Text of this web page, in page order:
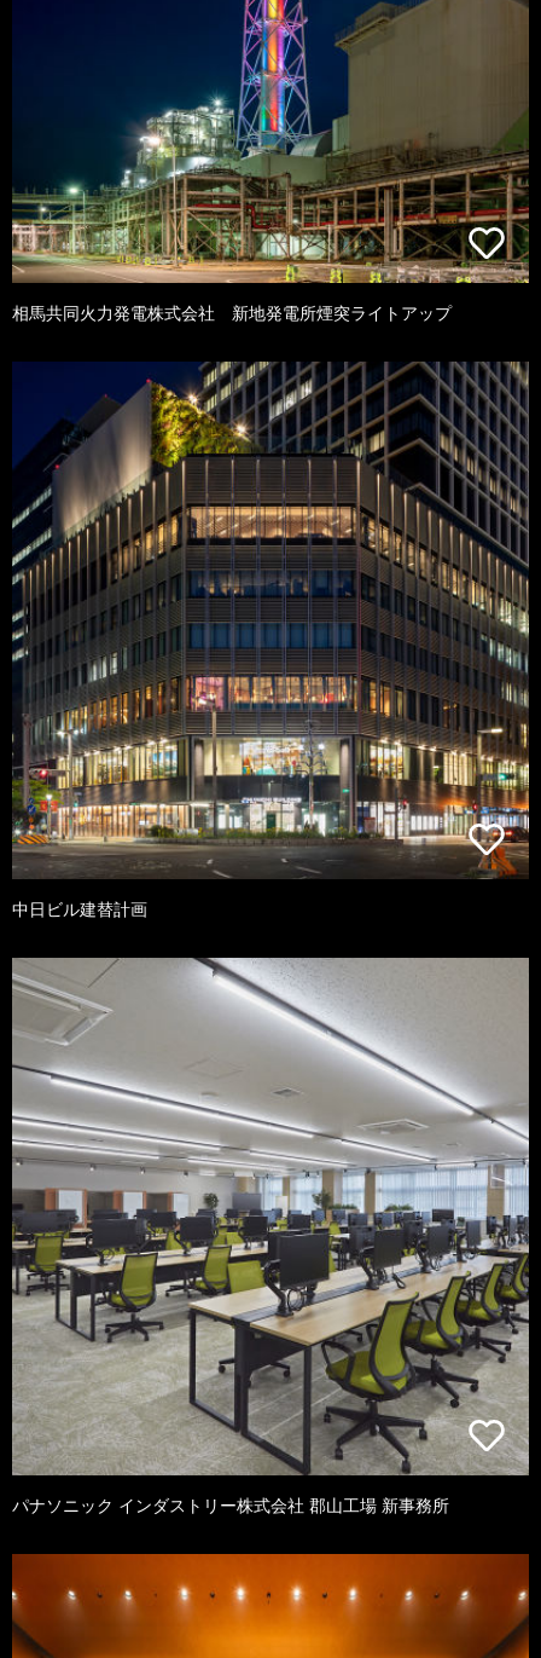
相馬共同火力発電株式会社 新地発電所煙突ライトアップ
中日ビル建替計画
パナソニック インダストリー株式会社 郡山工場 新事務所